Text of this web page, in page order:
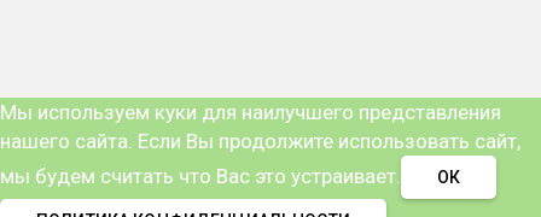
Мы используем куки для наилучшего представления
нашего сайта. Если Вы продолжите использовать сайт,
мы будем считать что Вас это устраивает.
ОК